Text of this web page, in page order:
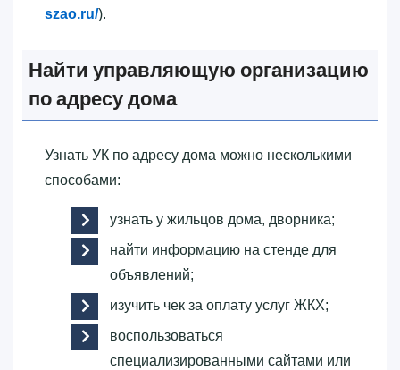
szao.ru/).
Найти управляющую организацию
по адресу дома
Узнать УК по адресу дома можно несколькими
способами:
узнать у жильцов дома, дворника;
найти информацию на стенде для
объявлений;
изучить чек за оплату услуг ЖКХ;
воспользоваться
специализированными сайтами или